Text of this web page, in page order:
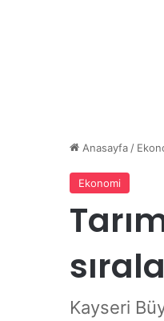
Anasayfa /
Ekonomi
Kayseri